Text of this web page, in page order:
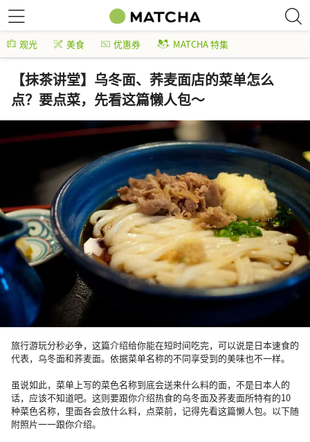
观光 美食 优惠券 MATCHA 特集
【抹茶讲堂】乌冬面、荞麦面店的菜单怎么
点？要点菜，先看这篇懒人包～
旅行游玩分秒必争，这篇介绍给你能在短时间吃完，可以说是日本速食的
代表，乌冬面和荞麦面。依据菜单名称的不同享受到的美味也不一样。
虽说如此，菜单上写的菜色名称到底会送来什么料的面，不是日本人的
话，应该不知道吧。这则要跟你介绍热食的乌冬面及荞麦面所特有的10
种菜色名称，里面各会放什么料，点菜前，记得先看这篇懒人包。以下随
附照片一一跟你介绍。